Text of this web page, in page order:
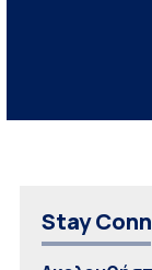
Stay